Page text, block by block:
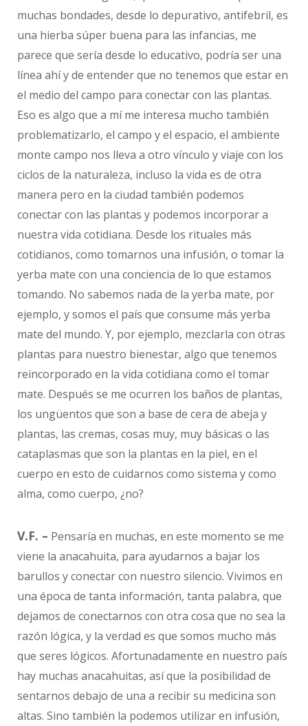
muchas bondades, desde lo depurativo, antifebril, es
una hierba súper buena para las infancias, me
parece que sería desde lo educativo, podría ser una
línea ahí y de entender que no tenemos que estar en
el medio del campo para conectar con las plantas.
Eso es algo que a mí me interesa mucho también
problematizarlo, el campo y el espacio, el ambiente
monte campo nos lleva a otro vínculo y viaje con los
ciclos de la naturaleza, incluso la vida es de otra
manera pero en la ciudad también podemos
conectar con las plantas y podemos incorporar a
nuestra vida cotidiana. Desde los rituales más
cotidianos, como tomarnos una infusión, o tomar la
yerba mate con una conciencia de lo que estamos
tomando. No sabemos nada de la yerba mate, por
ejemplo, y somos el país que consume más yerba
mate del mundo. Y, por ejemplo, mezclarla con otras
plantas para nuestro bienestar, algo que tenemos
reincorporado en la vida cotidiana como el tomar
mate. Después se me ocurren los baños de plantas,
los ungüentos que son a base de cera de abeja y
plantas, las cremas, cosas muy, muy básicas o las
cataplasmas que son la plantas en la piel, en el
cuerpo en esto de cuidarnos como sistema y como
alma, como cuerpo, ¿no?
V.F. – Pensaría en muchas, en este momento se me
viene la anacahuita, para ayudarnos a bajar los
barullos y conectar con nuestro silencio. Vivimos en
una época de tanta información, tanta palabra, que
dejamos de conectarnos con otra cosa que no sea la
razón lógica, y la verdad es que somos mucho más
que seres lógicos. Afortunadamente en nuestro país
hay muchas anacahuitas, así que la posibilidad de
sentarnos debajo de una a recibir su medicina son
altas. Sino también la podemos utilizar en infusión,